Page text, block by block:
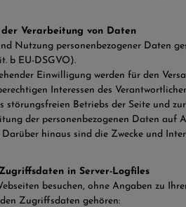
Verarbeitung von Daten
Nutzung personenbezogener Daten
b EU-DSGVO).
Einwilligung werden für den
Interessen des
störungsfreien Betriebs der Seite und
der personenbezogenen Daten auf
hinaus sind die Zwecke und
in Server-Logfiles
besuchen, ohne Angaben zu
Zugriffsdaten gehören: